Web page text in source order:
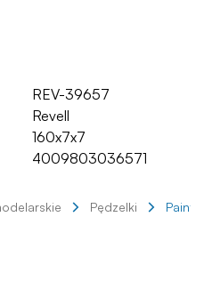
REV-39657
Revell
160x7x7
4009803036571
Pędzelki